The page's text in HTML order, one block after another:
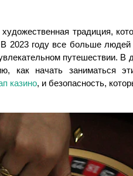
традиция,
2023 году все больше
путешествии. В
как начать заниматься
казино, и безопасность,